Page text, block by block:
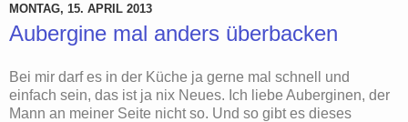
MONTAG, 15. APRIL 2013
Aubergine mal anders überbacken
Bei mir darf es in der Küche ja gerne mal schnell und
einfach sein, das ist ja nix Neues. Ich liebe Auberginen, der
Mann an meiner Seite nicht so. Und so gibt es dieses